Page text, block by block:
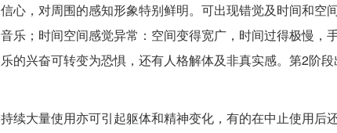
心，对周围的感知形象特别鲜明。可出现错觉及时间和空
；时间空间感觉异常：空间变得宽广，时间过得极慢，手
兴奋可转变为恐惧，还有人格解体及非真实感。第2阶段
续大量使用亦可引起躯体和精神变化，有的在中止使用后